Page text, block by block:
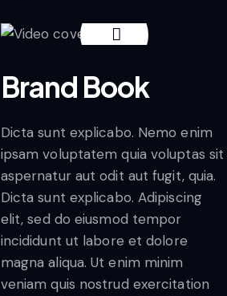
Brand Book
Dicta sunt explicabo. Nemo enim
ipsam voluptatem quia voluptas sit
aspernatur aut odit aut fugit, quia.
Dicta sunt explicabo. Adipiscing
elit, sed do eiusmod tempor
incididunt ut labore et dolore
magna aliqua. Ut enim minim
veniam quis nostrud exercitation